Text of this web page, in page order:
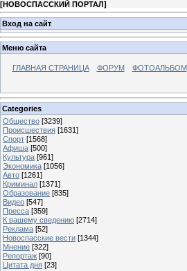
[НОВОСПАССКИЙ ПОРТАЛ]
Вход на сайт
Меню сайта
ГЛАВНАЯ СТРАНИЦА ФОРУМ ФОТОАЛЬБОМ
Categories
Общество [3239]
Происшествия [1631]
Спорт [1568]
Афиша [500]
Культура [961]
Экономика [1056]
Авто [1261]
Криминал [1371]
Образование [835]
Видео [547]
Пресса [359]
К вашему сведению [2714]
Реклама [52]
Новоспасские вести [1344]
Мнение [322]
Репортаж [90]
Цитата дня [23]